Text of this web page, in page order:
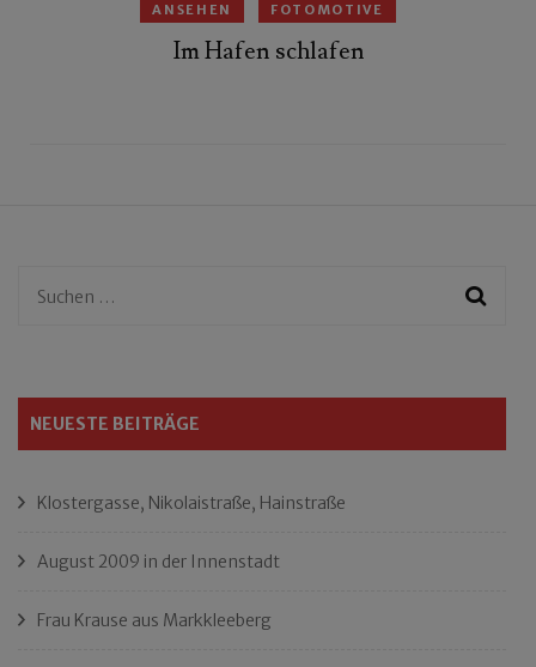
ANSEHEN FOTOMOTIVE
Im Hafen schlafen
Suchen
NEUESTE BEITRÄGE
Klostergasse, Nikolaistraße, Hainstraße
August 2009 in der Innenstadt
Frau Krause aus Markkleeberg